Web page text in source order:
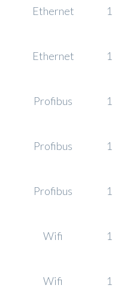
Ethernet 1
Ethernet 1
Profibus 1
Profibus 1
Profibus 1
Wifi 1
Wifi 1